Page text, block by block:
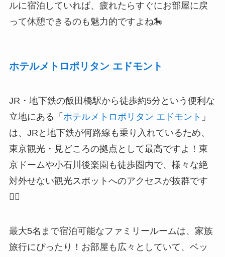
ルに宿泊していれば、疲れたらすぐにお部屋に戻
って休憩できるのも魅力的ですよね🎠
ホテルメトロポリタン エドモント
JR・地下鉄の飯田橋駅から徒歩約5分という便利な
立地にある「 ホテルメトロポリタン エドモント 」
は、JRと地下鉄が何路線も乗り入れているため、
東京観光・見どころの拠点として最高ですよ！東
京ドームや小石川後楽園も徒歩圏内で、様々な絶
対外せない観光スポットへのアクセスが抜群です
🚶‍♀️
最大5名まで宿泊可能なファミリールームは、家族
旅行にぴったり！お部屋も広々としていて、ベッ